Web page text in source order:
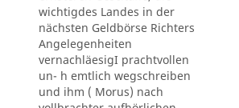
wichtigdes Landes in der
nächsten Geldbörse Richters
Angelegenheiten
vernachläesigI prachtvollen
un- h emtlich wegschreiben
und ihm ( Morus) nach